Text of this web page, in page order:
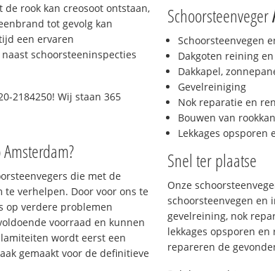
rook kan creosoot ontstaan,
tot gevolg kan
een ervaren
schoorsteeninspecties
2184250! Wij staan 365
die met de
verhelpen. Door voor ons te
op verdere problemen
voorraad en kunnen
wordt eerst een
gemaakt voor de definitieve
Schoorsteenveger
Schoorsteenvegen
Dakgoten reining
Dakkapel,
Gevelreiniging
Nok reparatie en
Bouwen van
Lekkages opsporen
Snel ter plaatse
Onze
schoorsteenvegen en
gevelreining, nok
lekkages opsporen
repareren de